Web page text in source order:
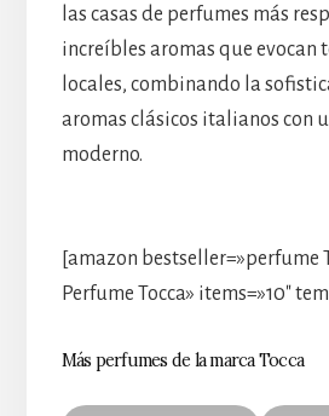
las casas de perfumes más
increíbles aromas que evocan
locales, combinando la
aromas clásicos italianos con
moderno.
[amazon bestseller=»perfume
Perfume Tocca» items=»10″
Más perfumes de la marca Tocca